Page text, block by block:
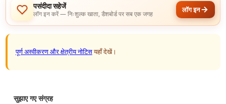
पसंदीदा सहेजें
लॉग इन करें — निःशुल्क खाता, डैशबोर्ड पर सब एक जगह लॉग इन
पूर्ण अस्वीकरण और क्षेत्रीय नोटिसयहाँ देखें।
सुझाए गए संग्रह